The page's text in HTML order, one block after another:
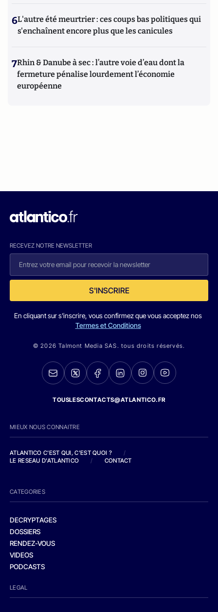
6L'autre été meurtrier : ces coups bas politiques qui
s'enchaînent encore plus que les canicules
7Rhin & Danube à sec : l’autre voie d’eau dont la
fermeture pénalise lourdement l’économie
européenne
RECEVEZ NOTRE NEWSLETTER
S'INSCRIRE
En cliquant sur s'inscrire, vous confirmez que vous acceptez nos
Termes et Conditions
© 2026 Talmont Media SAS. tous droits réservés.
TOUSLESCONTACTS@ATLANTICO.FR
MIEUX NOUS CONNAITRE
ATLANTICO C'EST QUI, C'EST QUOI ?
/
LE RESEAU D'ATLANTICO
/ CONTACT
CATEGORIES
DECRYPTAGES
DOSSIERS
RENDEZ-VOUS
VIDEOS
PODCASTS
LEGAL